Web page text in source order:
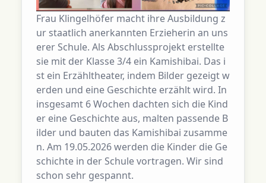
Frau Klingelhöfer macht ihre Ausbildung z
ur staatlich anerkannten Erzieherin an uns
erer Schule. Als Abschlussprojekt erstellte
sie mit der Klasse 3/4 ein Kamishibai. Das i
st ein Erzähltheater, indem Bilder gezeigt w
erden und eine Geschichte erzählt wird. In
insgesamt 6 Wochen dachten sich die Kind
er eine Geschichte aus, malten passende B
ilder und bauten das Kamishibai zusamme
n. Am 19.05.2026 werden die Kinder die Ge
schichte in der Schule vortragen. Wir sind
schon sehr gespannt.